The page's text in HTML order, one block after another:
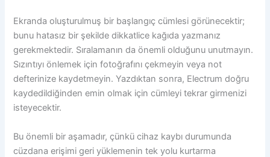
Ekranda oluşturulmuş bir başlangıç ​​cümlesi görünecektir;
bunu hatasız bir şekilde dikkatlice kağıda yazmanız
gerekmektedir. Sıralamanın da önemli olduğunu unutmayın.
Sızıntıyı önlemek için fotoğrafını çekmeyin veya not
defterinize kaydetmeyin. Yazdıktan sonra, Electrum doğru
kaydedildiğinden emin olmak için cümleyi tekrar girmenizi
isteyecektir.
Bu önemli bir aşamadır, çünkü cihaz kaybı durumunda
cüzdana erişimi geri yüklemenin tek yolu kurtarma